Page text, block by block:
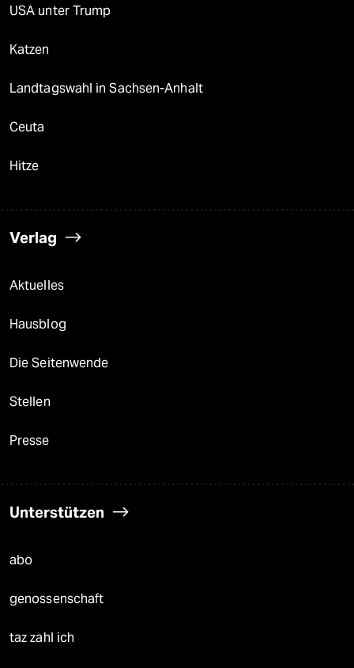
USA unter Trump
Katzen
Landtagswahl in Sachsen-Anhalt
Ceuta
Hitze
Verlag
Aktuelles
Hausblog
Die Seitenwende
Stellen
Presse
Unterstützen
abo
genossenschaft
taz zahl ich